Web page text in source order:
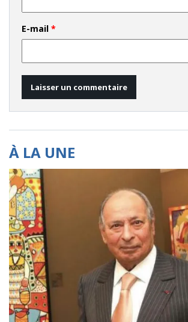
E-mail *
À LA UNE